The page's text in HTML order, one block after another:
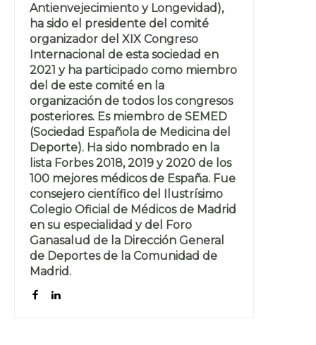
Antienvejecimiento y Longevidad),
ha sido el presidente del comité
organizador del XIX Congreso
Internacional de esta sociedad en
2021 y ha participado como miembro
del de este comité en la
organización de todos los congresos
posteriores. Es miembro de SEMED
(Sociedad Española de Medicina del
Deporte). Ha sido nombrado en la
lista Forbes 2018, 2019 y 2020 de los
100 mejores médicos de España. Fue
consejero científico del Ilustrísimo
Colegio Oficial de Médicos de Madrid
en su especialidad y del Foro
Ganasalud de la Dirección General
de Deportes de la Comunidad de
Madrid.